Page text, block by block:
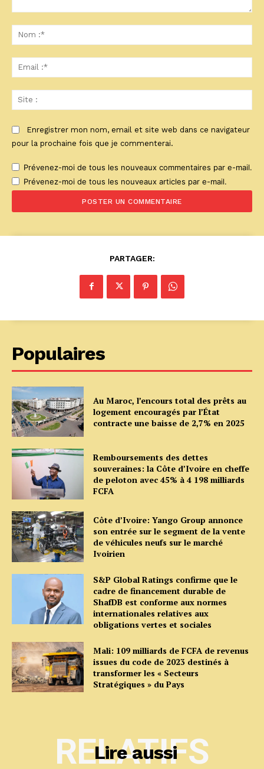
:*
:*
:
Enregistrer mon nom, email et site web dans ce navigateur
pour la prochaine fois que je commenterai.
Prévenez-moi de tous les nouveaux commentaires par e-mail.
Prévenez-moi de tous les nouveaux articles par e-mail.
PARTAGER:
Populaires
Au Maroc, l’encours total des prêts au
logement encouragés par l’État
contracte une baisse de 2,7% en 2025
Remboursements des dettes
souveraines: la Côte d’Ivoire en cheffe
de peloton avec 45% à 4 198 milliards
FCFA
Côte d’Ivoire: Yango Group annonce
son entrée sur le segment de la vente
de véhicules neufs sur le marché
Ivoirien
S&P Global Ratings confirme que le
cadre de financement durable de
ShafDB est conforme aux normes
internationales relatives aux
obligations vertes et sociales
Mali: 109 milliards de FCFA de revenus
issues du code de 2023 destinés à
transformer les « Secteurs
Stratégiques » du Pays
Lire aussi
RELATIFS